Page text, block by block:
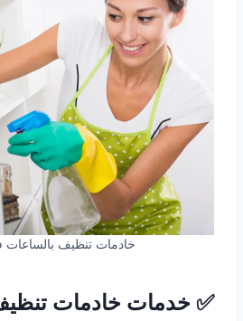
خادمات تنظيف
✅ خدمات خادمات